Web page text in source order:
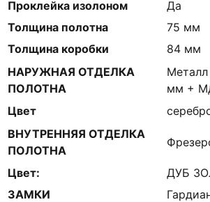
Проклейка изолоном
Да
Толщина полотна
75 мм
Толщина коробки
84 мм
НАРУЖНАЯ ОТДЕЛКА
ПОЛОТНА
мм +
Цвет
ВНУТРЕННЯЯ ОТДЕЛКА
ПОЛОТНА
Цвет:
ДУБ
ЗАМКИ